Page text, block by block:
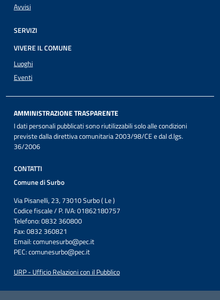
Avvisi
SERVIZI
VIVERE IL COMUNE
Luoghi
Eventi
AMMINISTRAZIONE TRASPARENTE
I dati personali pubblicati sono riutilizzabili solo alle condizioni
previste dalla direttiva comunitaria 2003/98/CE e dal d.lgs.
36/2006
CONTATTI
Comune di Surbo
Via Pisanelli, 23, 73010 Surbo ( Le )
Codice fiscale / P. IVA: 01862180757
Telefono: 0832 360800
Fax: 0832 360821
Email:comunesurbo@pec.it
PEC:comunesurbo@pec.it
URP - Ufficio Relazioni con il Pubblico